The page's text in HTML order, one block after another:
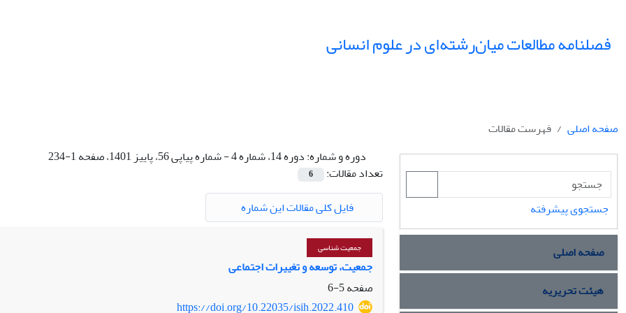
فصلنامه مطالعات میان‌رشته‌ای در علوم انسانی
صفحه اصلی
فهرست مقالات
دوره و شماره:دوره 14، شماره 4 - شماره پیاپی 56، پاییز 1401، صفحه 1-234
تعداد مقالات:
6
فایل کلی مقالات این شماره
جمعیت شناسی
جمعیت، توسعه و تغییرات اجتماعی
صفحه5-6
https://doi.org/10.22035/isih.2022.410
جستجوی پیشرفته
صفحه اصلی
هیئت تحریریه